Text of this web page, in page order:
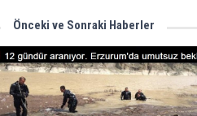
Önceki ve Sonraki Haberler